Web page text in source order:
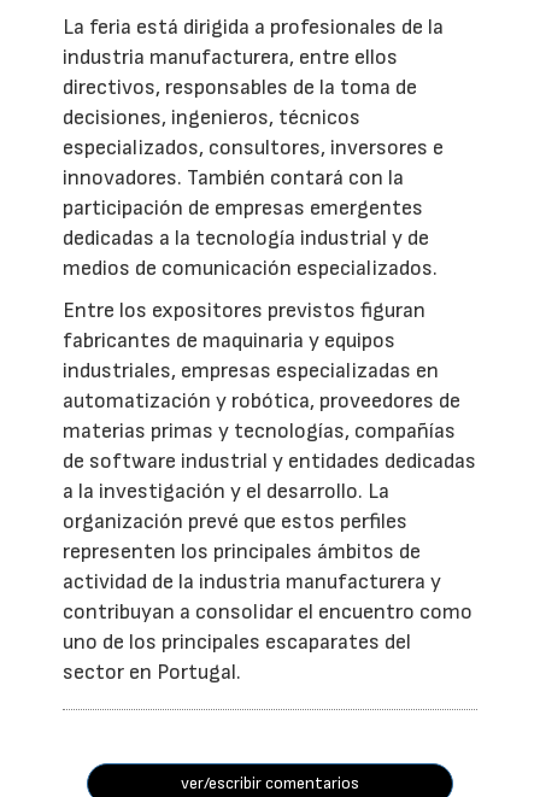
La feria está dirigida a profesionales de la
industria manufacturera, entre ellos
directivos, responsables de la toma de
decisiones, ingenieros, técnicos
especializados, consultores, inversores e
innovadores. También contará con la
participación de empresas emergentes
dedicadas a la tecnología industrial y de
medios de comunicación especializados.
Entre los expositores previstos figuran
fabricantes de maquinaria y equipos
industriales, empresas especializadas en
automatización y robótica, proveedores de
materias primas y tecnologías, compañías
de software industrial y entidades dedicadas
a la investigación y el desarrollo. La
organización prevé que estos perfiles
representen los principales ámbitos de
actividad de la industria manufacturera y
contribuyan a consolidar el encuentro como
uno de los principales escaparates del
sector en Portugal.
ver/escribir comentarios